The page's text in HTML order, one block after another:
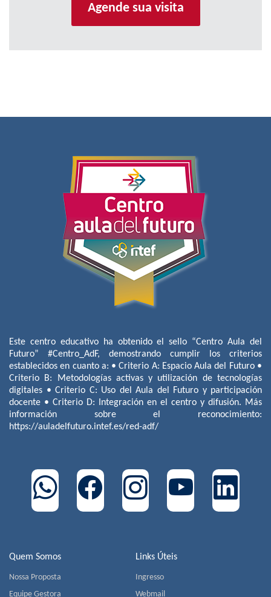
Agende sua visita
Quem Somos
Nossa Proposta
Equipe Gestora
Links Úteis
Ingresso
Webmail
Este centro educativo ha obtenido el sello “Centro Aula del
Futuro” #Centro_AdF, demostrando cumplir los criterios
establecidos en cuanto a: • Criterio A: Espacio Aula del Futuro •
Criterio B: Metodologías activas y utilización de tecnologías
digitales • Criterio C: Uso del Aula del Futuro y participación
docente • Criterio D: Integración en el centro y difusión. Más
información sobre el reconocimiento:
https://auladelfuturo.intef.es/red-adf/